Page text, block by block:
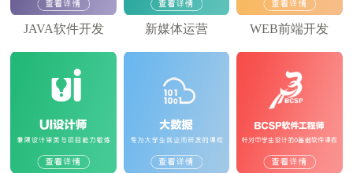
JAVA软件开发 新媒体运营 WEB前端开发